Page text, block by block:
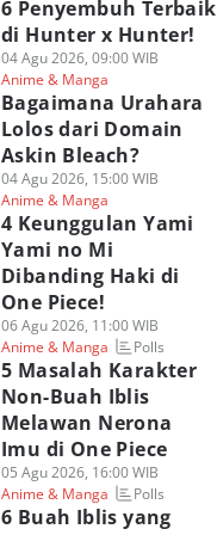
6 Penyembuh Terbaik
di Hunter x Hunter!
04 Agu 2026, 09:00 WIB
Anime & Manga
Bagaimana Urahara
Lolos dari Domain
Askin Bleach?
04 Agu 2026, 15:00 WIB
Anime & Manga
4 Keunggulan Yami
Yami no Mi
Dibanding Haki di
One Piece!
06 Agu 2026, 11:00 WIB
Anime & Manga
Polls
5 Masalah Karakter
Non-Buah Iblis
Melawan Nerona
Imu di One Piece
05 Agu 2026, 16:00 WIB
Anime & Manga
Polls
6 Buah Iblis yang